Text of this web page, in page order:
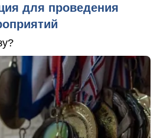
для проведения